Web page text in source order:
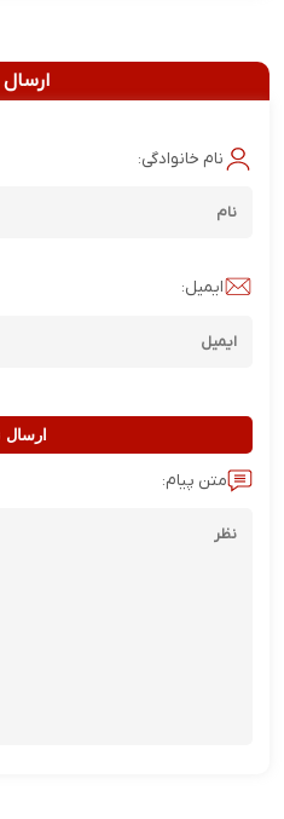
ارسال
نام خانوادگی:
ایمیل:
ارسال
متن پیام: